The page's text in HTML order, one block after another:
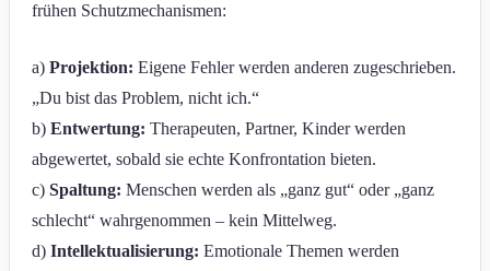
frühen Schutzmechanismen:
a) Projektion: Eigene Fehler werden anderen zugeschrieben.
„Du bist das Problem, nicht ich.“
b) Entwertung: Therapeuten, Partner, Kinder werden
abgewertet, sobald sie echte Konfrontation bieten.
c) Spaltung: Menschen werden als „ganz gut“ oder „ganz
schlecht“ wahrgenommen – kein Mittelweg.
d) Intellektualisierung: Emotionale Themen werden